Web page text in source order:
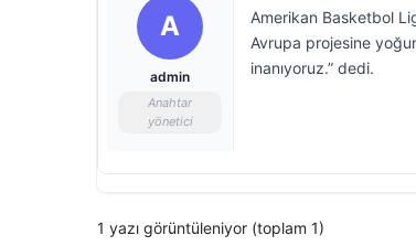
A
admin
Anahtar
yönetici
Amerikan Basketbol
Avrupa projesine
inanıyoruz.” dedi.
1 yazı görüntüleniyor (toplam 1)